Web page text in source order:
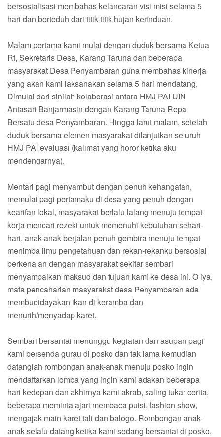
bersosialisasi membahas kelancaran visi misi selama 5
hari dan berteduh dari titik-titik hujan kerinduan.
Malam pertama kami mulai dengan duduk bersama Ketua
Rt, Sekretaris Desa, Karang Taruna dan beberapa
masyarakat Desa Penyambaran guna membahas kinerja
yang akan kami laksanakan selama 5 hari mendatang.
Dimulai dari sinilah kolaborasi antara HMJ PAI UIN
Antasari Banjarmasin dengan Karang Taruna Repa
Bersatu desa Penyambaran. Hingga larut malam, setelah
duduk bersama elemen masyarakat dilanjutkan seluruh
HMJ PAI evaluasi (kalimat yang horor ketika aku
mendengarnya).
Mentari pagi menyambut dengan penuh kehangatan,
memulai pagi pertamaku di desa yang penuh dengan
kearifan lokal, masyarakat berlalu lalang menuju tempat
kerja mencari rezeki untuk memenuhi kebutuhan sehari-
hari, anak-anak berjalan penuh gembira menuju tempat
menimba ilmu pengetahuan dan rekan-rekanku bersosial
berkenalan dengan masyarakat sekitar sembari
menyampaikan maksud dan tujuan kami ke desa ini. O iya,
mata pencaharian masyarakat desa Penyambaran ada
membudidayakan ikan di keramba dan
menurih/menyadap karet.
Sembari bersantai menunggu kegiatan dan asupan pagi
kami bersenda gurau di posko dan tak lama kemudian
datanglah rombongan anak-anak menuju posko ingin
mendaftarkan lomba yang ingin kami adakan beberapa
hari kedepan dan akhirnya kami akrab, saling tukar cerita,
beberapa meminta ajari membaca puisi, fashion show,
mengajak main karet tali dan balogo. Rombongan anak-
anak selalu datang ketika kami sedang bersantai di posko,